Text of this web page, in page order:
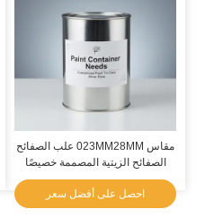
مقاس 023MM28MM علب الصفائح
الصفائح الزيتية المصممة خصيصًا
نمط الفضة بما في ذلك غطاء الغطاء
الضغطية مصممة لاحتياجات حاويات
الطلاء
احصل على أفضل سعر